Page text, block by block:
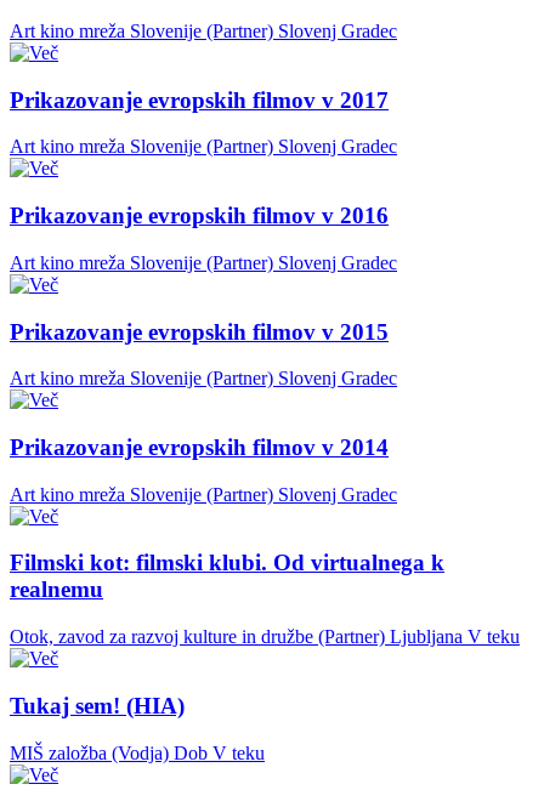
Art kino mreža Slovenije (Partner) Slovenj Gradec
Prikazovanje evropskih filmov v 2017
Art kino mreža Slovenije (Partner) Slovenj Gradec
Prikazovanje evropskih filmov v 2016
Art kino mreža Slovenije (Partner) Slovenj Gradec
Prikazovanje evropskih filmov v 2015
Art kino mreža Slovenije (Partner) Slovenj Gradec
Prikazovanje evropskih filmov v 2014
Art kino mreža Slovenije (Partner) Slovenj Gradec
Filmski kot: filmski klubi. Od virtualnega k
realnemu
Otok, zavod za razvoj kulture in družbe (Partner) Ljubljana V teku
Tukaj sem! (HIA)
MIŠ založba (Vodja) Dob V teku